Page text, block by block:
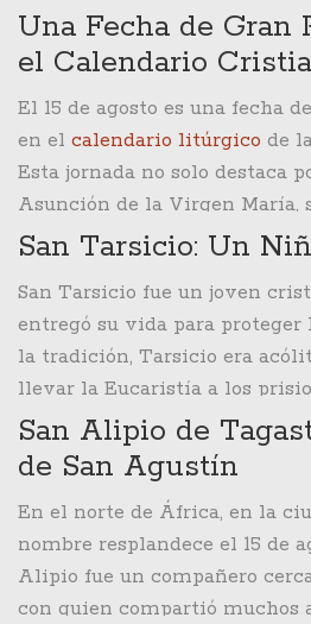
Una Fecha de Gran
el Calendario
El 15 de agosto es una fecha
en el calendario litúrgico de
Esta jornada no solo destaca
Asunción de la Virgen María,
conmemoración de diversos
la fe y la cultura cristiana. El
calendario de santos, recoge
estas figuras, siendo una
religioso y cultural.
San Tarsicio: Un
San Tarsicio fue un joven
entregó su vida para proteger
la tradición, Tarsicio era
llevar la Eucaristía a los
persecución de los cristianos
camino, fue interceptado por
que intentaron forzarle a
Prefirió morir antes que
sagrada, lo que lo convierte
devoción y valentía infantil.
San Alipio de
de San Agustín
En el norte de África, en la
nombre resplandece el 15 de
Alipio fue un compañero
con quien compartió muchos